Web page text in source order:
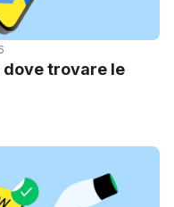
trovare le